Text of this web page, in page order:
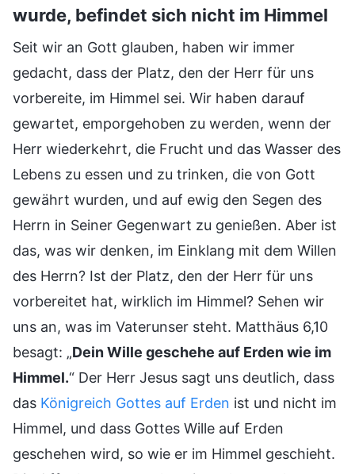
wurde, befindet sich nicht im Himmel
Seit wir an Gott glauben, haben wir immer
gedacht, dass der Platz, den der Herr für uns
vorbereite, im Himmel sei. Wir haben darauf
gewartet, emporgehoben zu werden, wenn der
Herr wiederkehrt, die Frucht und das Wasser des
Lebens zu essen und zu trinken, die von Gott
gewährt wurden, und auf ewig den Segen des
Herrn in Seiner Gegenwart zu genießen. Aber ist
das, was wir denken, im Einklang mit dem Willen
des Herrn? Ist der Platz, den der Herr für uns
vorbereitet hat, wirklich im Himmel? Sehen wir
uns an, was im Vaterunser steht. Matthäus 6,10
besagt: „Dein Wille geschehe auf Erden wie im
Himmel.“ Der Herr Jesus sagt uns deutlich, dass
das Königreich Gottes auf Erden ist und nicht im
Himmel, und dass Gottes Wille auf Erden
geschehen wird, so wie er im Himmel geschieht.